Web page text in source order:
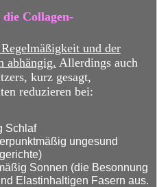
die Collagen-
und der
abhängig. Allerdings auch
kurz gesagt,
reduzieren bei:
Schlaf
ungesund
Sonnen (die Besonnung
Elastinhaltigen Fasern aus.